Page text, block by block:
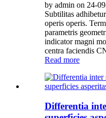
by admin on 24-
Subtilitas
operis operis.
parametris
indicator magni
centra faciendis
Read more
Differentia